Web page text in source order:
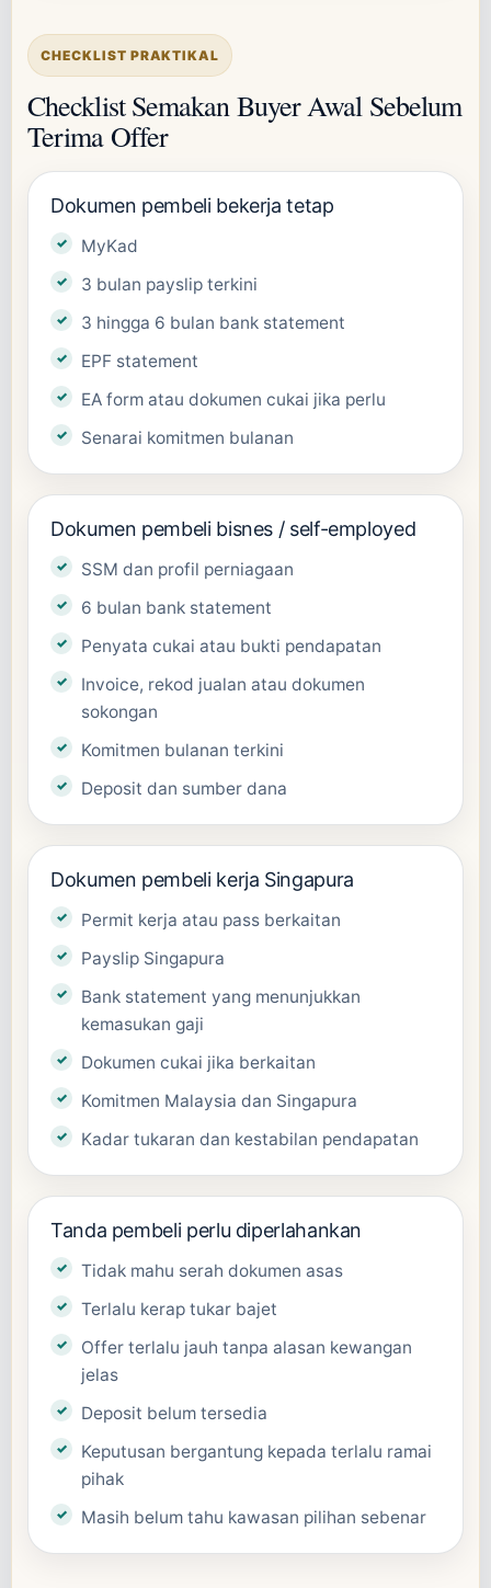
CHECKLIST PRAKTIKAL
Checklist Semakan Buyer Awal Sebelum
Terima Offer
Dokumen pembeli bekerja tetap
MyKad
3 bulan payslip terkini
3 hingga 6 bulan bank statement
EPF statement
EA form atau dokumen cukai jika perlu
Senarai komitmen bulanan
Dokumen pembeli bisnes / self-employed
SSM dan profil perniagaan
6 bulan bank statement
Penyata cukai atau bukti pendapatan
Invoice, rekod jualan atau dokumen
sokongan
Komitmen bulanan terkini
Deposit dan sumber dana
Dokumen pembeli kerja Singapura
Permit kerja atau pass berkaitan
Payslip Singapura
Bank statement yang menunjukkan
kemasukan gaji
Dokumen cukai jika berkaitan
Komitmen Malaysia dan Singapura
Kadar tukaran dan kestabilan pendapatan
Tanda pembeli perlu diperlahankan
Tidak mahu serah dokumen asas
Terlalu kerap tukar bajet
Offer terlalu jauh tanpa alasan kewangan
jelas
Deposit belum tersedia
Keputusan bergantung kepada terlalu ramai
pihak
Masih belum tahu kawasan pilihan sebenar